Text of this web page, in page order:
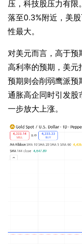
压，科技股压力有限
落至0.3%附近，美
性最大。
对美元而言，高于预
高利率的预期，美元
预期则会削弱鹰派预
通胀高企同时引发股
一步放大上涨。